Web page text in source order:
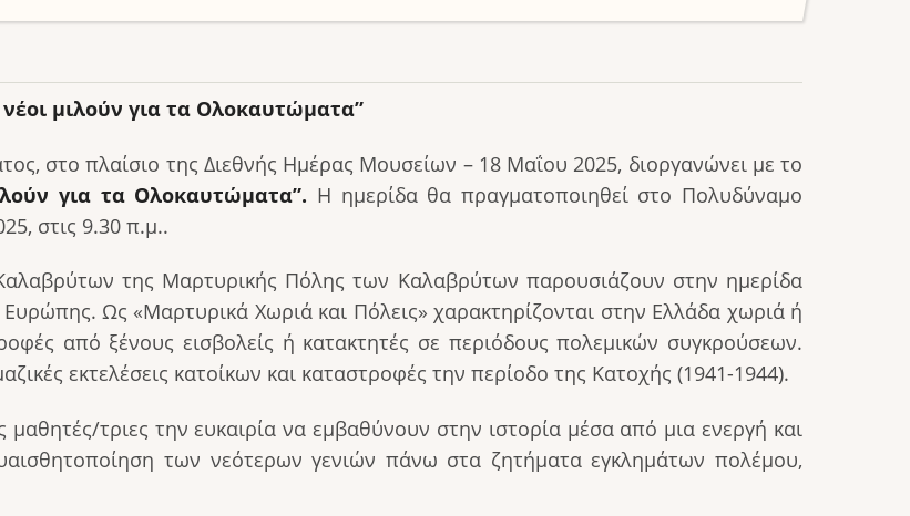
μιλούν για τα Ολοκαυτώματα”
στο πλαίσιο της Διεθνής Ημέρας Μουσείων – 18 Μαΐου 2025, διοργανώνει με το
για τα Ολοκαυτώματα”. Η ημερίδα θα πραγματοποιηθεί στο Πολυδύναμο
στις 9.30 π.μ..
της Μαρτυρικής Πόλης των Καλαβρύτων παρουσιάζουν στην ημερίδα
Ως «Μαρτυρικά Χωριά και Πόλεις» χαρακτηρίζονται στην Ελλάδα χωριά ή
από ξένους εισβολείς ή κατακτητές σε περιόδους πολεμικών συγκρούσεων.
εκτελέσεις κατοίκων και καταστροφές την περίοδο της Κατοχής (1941-1944).
τριες την ευκαιρία να εμβαθύνουν στην ιστορία μέσα από μια ενεργή και
των νεότερων γενιών πάνω στα ζητήματα εγκλημάτων πολέμου,